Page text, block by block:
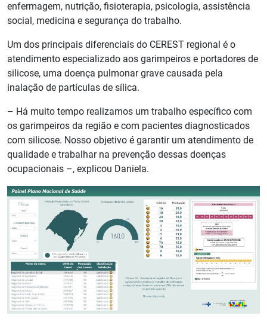
enfermagem, nutrição, fisioterapia, psicologia, assistência
social, medicina e segurança do trabalho.
Um dos principais diferenciais do CEREST regional é o
atendimento especializado aos garimpeiros e portadores de
silicose, uma doença pulmonar grave causada pela
inalação de partículas de sílica.
– Há muito tempo realizamos um trabalho específico com
os garimpeiros da região e com pacientes diagnosticados
com silicose. Nosso objetivo é garantir um atendimento de
qualidade e trabalhar na prevenção dessas doenças
ocupacionais –, explicou Daniela.